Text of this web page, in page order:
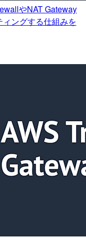
やNAT Gateway
ングする仕組みを